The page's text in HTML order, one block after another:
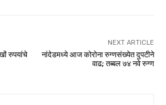
रुपयांचे
NEXT ARTICLE
नांदेडमध्ये आज कोरोना रुग्णसंख्येत दुपटीने
वाढ; तब्बल ७४ नवे रुग्ण